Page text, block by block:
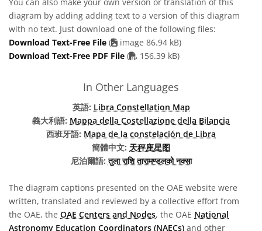
diagram by adding adding text to a version of this diagram
with no text. Just download one of the following files:
Download Text-Free File (
image 86.94 kB)
Download Text-Free PDF File ( PDF file
156.39 kB)
In Other Languages
英語: Libra Constellation Map
義大利語: Mappa della Costellazione della Bilancia
西班牙語: Mapa de la constelación de Libra
簡體中文: 天秤座星图
尼泊爾語:तुला राशि तारामण्डलको नक्सा
The diagram captions presented on the OAE website were
written, translated and reviewed by a collective effort from
the OAE, the OAE Centers and Nodes, the OAE National
Astronomy Education Coordinators (NAECs) and other